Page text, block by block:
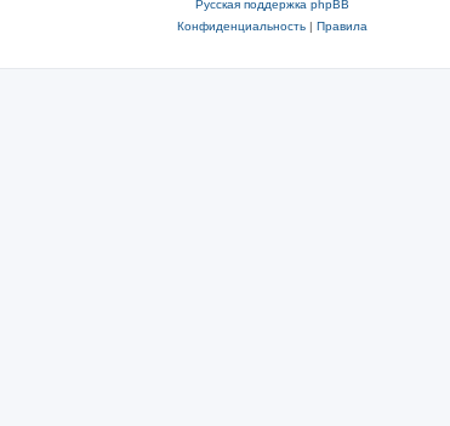
Русская поддержка phpBB
Конфиденциальность| Правила